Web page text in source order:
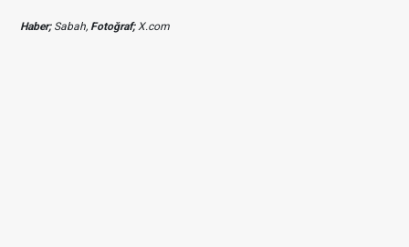
Haber;Sabah, Fotoğraf;X.com